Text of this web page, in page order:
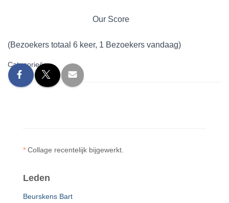
Our Score
(Bezoekers totaal 6 keer, 1 Bezoekers vandaag)
Categorieën:
* Collage recentelijk bijgewerkt.
Leden
Beurskens Bart